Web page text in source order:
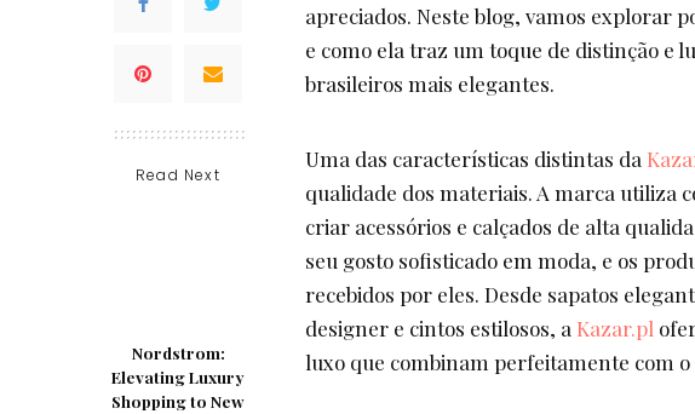
Read Next
Nordstrom:
Elevating Luxury
Shopping to New
apreciados. Neste blog, vamos explorar
e como ela traz um toque de distinção e
brasileiros mais elegantes.
Uma das características distintas da
qualidade dos materiais. A marca utiliza
criar acessórios e calçados de alta
seu gosto sofisticado em moda, e os
recebidos por eles. Desde sapatos
designer e cintos estilosos, a Kazar.pl
luxo que combinam perfeitamente com